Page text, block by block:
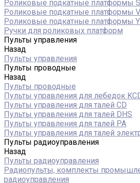
Роликовые подкатные платформы
Роликовые подкатные платформы
Роликовые подкатные платформы Y
Ручки для роликовых платформ
Пульты управления
Назад
Пульты управления
Пульты проводные
Назад
Пульты проводные
Пульты управления для лебедок
Пульты управления для талей CD
Пульты управления для талей DHS
Пульты управления для талей РА
Пульты управления для талей
Пульты радиоуправления
Назад
Пульты радиоуправления
Радиопульты, комплекты
радиоуправления